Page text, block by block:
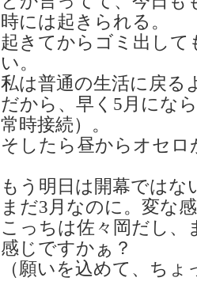
時には起きられる。
起きてからゴミ出して
い。
私は普通の生活に戻る
だから、早く5月にな
常時接続）。
そしたら昼からオセ
もう明日は開幕ではな
まだ3月なのに。変な
こっちは佐々岡だし
感じですかぁ？
（願いを込めて、ち